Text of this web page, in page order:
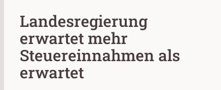
Landesregierung
erwartet mehr
Steuereinnahmen als
erwartet